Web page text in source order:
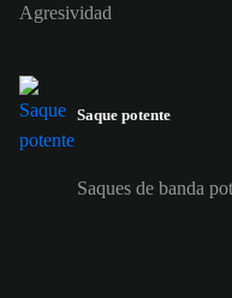
Agresividad
Saque potente
Saques de banda